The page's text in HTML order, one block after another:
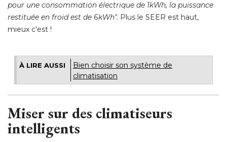
pour une consommation électrique de 1kWh, la puissance
restituée en froid est de 6kWh". Plus le SEER est haut,
mieux c'est !
À LIRE AUSSI
Bien choisir son système de
climatisation
Miser sur des climatiseurs
intelligents